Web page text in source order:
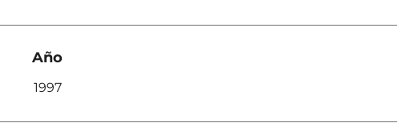
Año
1997